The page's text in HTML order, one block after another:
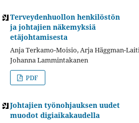
Terveydenhuollon henkilöstön
ja johtajien näkemyksiä
etäjohtamisesta
Anja Terkamo-Moisio, Arja Häggman-
Johanna Lammintakanen
PDF
Johtajien työnohjauksen uudet
muodot digiaikakaudella